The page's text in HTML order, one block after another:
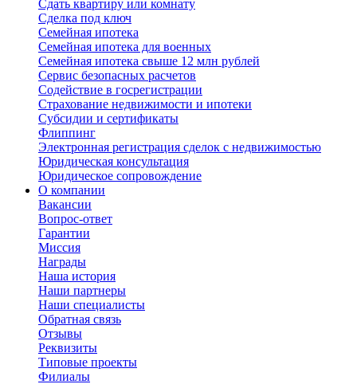
Сдать квартиру или комнату
Сделка под ключ
Семейная ипотека
Семейная ипотека для военных
Семейная ипотека свыше 12 млн рублей
Сервис безопасных расчетов
Содействие в госрегистрации
Страхование недвижимости и ипотеки
Субсидии и сертификаты
Флиппинг
Электронная регистрация сделок с недвижимостью
Юридическая консультация
Юридическое сопровождение
О компании
Вакансии
Вопрос-ответ
Гарантии
Миссия
Награды
Наша история
Наши партнеры
Наши специалисты
Обратная связь
Отзывы
Реквизиты
Типовые проекты
Филиалы